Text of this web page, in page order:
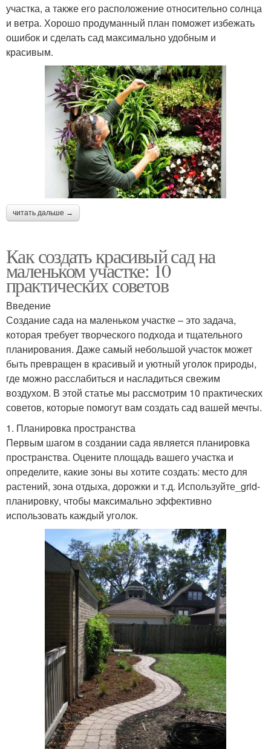
участка, а также его расположение относительно солнца
и ветра. Хорошо продуманный план поможет избежать
ошибок и сделать сад максимально удобным и
красивым.
читать дальше →
Как создать красивый сад на
маленьком участке: 10
практических советов
Введение
Создание сада на маленьком участке – это задача,
которая требует творческого подхода и тщательного
планирования. Даже самый небольшой участок может
быть превращен в красивый и уютный уголок природы,
где можно расслабиться и насладиться свежим
воздухом. В этой статье мы рассмотрим 10 практических
советов, которые помогут вам создать сад вашей мечты.
1. Планировка пространства
Первым шагом в создании сада является планировка
пространства. Оцените площадь вашего участка и
определите, какие зоны вы хотите создать: место для
растений, зона отдыха, дорожки и т.д. Используйте_grid-
планировку, чтобы максимально эффективно
использовать каждый уголок.